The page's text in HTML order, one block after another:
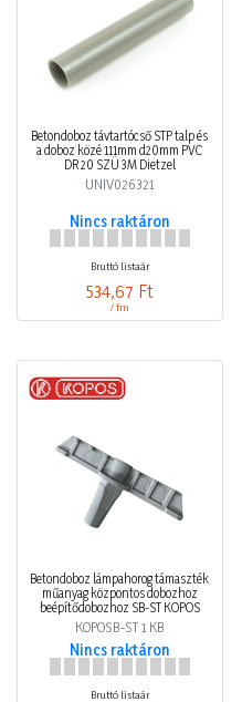
Betondoboz távtartócső STP talp és
a doboz közé 111mm d20mm PVC
DR 20 SZÜ 3M Dietzel
UNIV026321
Nincs raktáron
Bruttó listaár
534,67 Ft
/ fm
Betondoboz lámpahorog támaszték
műanyag központos dobozhoz
beépítődobozhoz SB-ST KOPOS
KOPOSB-ST 1 KB
Nincs raktáron
Bruttó listaár